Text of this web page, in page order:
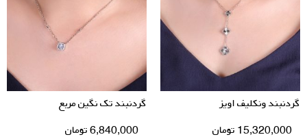
گردنبند ونکلیف اویز
15,320,000 تومان
گردنبند تک نگین مربع
6,840,000تومان